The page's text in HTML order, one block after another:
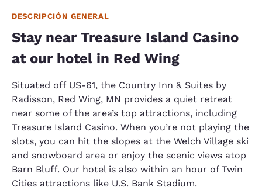
DESCRIPCIÓN GENERAL
Stay near Treasure Island Casino
at our hotel in Red Wing
Situated off US-61, the Country Inn & Suites by
Radisson, Red Wing, MN provides a quiet retreat
near some of the area’s top attractions, including
Treasure Island Casino. When you’re not playing the
slots, you can hit the slopes at the Welch Village ski
and snowboard area or enjoy the scenic views atop
Barn Bluff. Our hotel is also within an hour of Twin
Cities attractions like U.S. Bank Stadium.